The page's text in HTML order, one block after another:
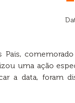
Pais,
uma ação
a data, foram